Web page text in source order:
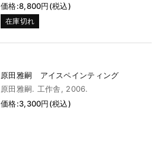
価格:8,800円(税込)
在庫切れ
原田雅嗣 アイスペインティング
原田雅嗣. 工作舎, 2006.
価格:3,300円(税込)